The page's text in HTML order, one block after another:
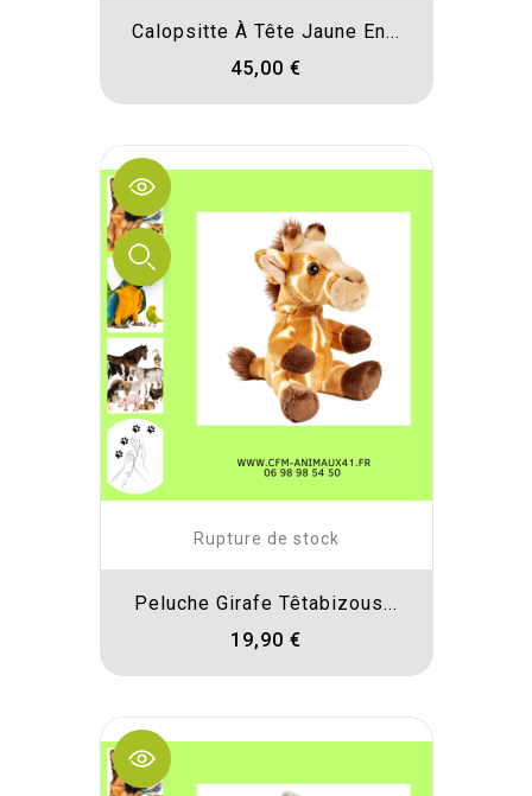
Calopsitte À Tête Jaune En...
45,00 €
Rupture de stock
Peluche Girafe Têtabizous...
19,90 €